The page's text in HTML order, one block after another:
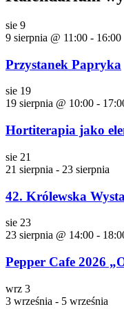
sie 9
9 sierpnia @ 11:00 - 16:00
Przystanek Papryka
sie 19
19 sierpnia @ 10:00 -
Hortiterapia jako
sie 21
21 sierpnia - 23 sierpnia
42. Królewska
sie 23
23 sierpnia @ 14:00 -
Pepper Cafe 2026
wrz 3
3 września - 5 września